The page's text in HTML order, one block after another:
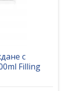
с
Filling